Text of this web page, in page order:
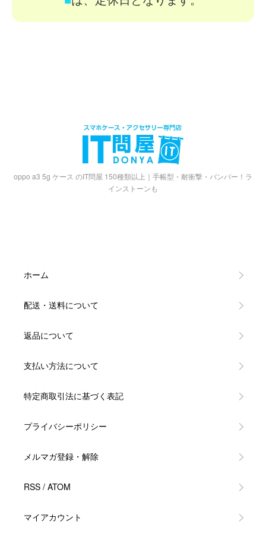
oppo a3 5g ケース のIT問屋 150種類以上｜手帳型・耐衝撃・バンパー！ラ
インストーンも
ホーム
配送・送料について
返品について
支払い方法について
特定商取引法に基づく表記
プライバシーポリシー
メルマガ登録・解除
RSS / ATOM
マイアカウント